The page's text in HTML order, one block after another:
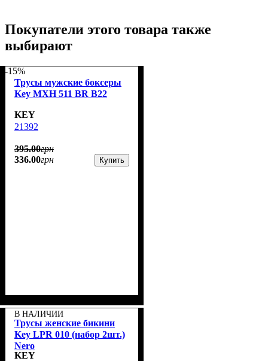
Покупатели этого товара также
выбирают
-15%
Трусы мужские боксеры
Key MXH 511 BR B22
KEY
21392
395.00грн
336.00грн Купить
В НАЛИЧИИ
Трусы женские бикини
Key LPR 010 (набор 2шт.)
Nero
KEY